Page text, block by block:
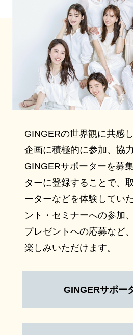
GINGERの世界観に共感
企画に積極的に参加、協
GINGERサポーターを募
ターに登録することで、
ーターなどを体験してい
ント・セミナーへの参加
プレゼントへの応募など
楽しみいただけます。
GINGERサポー